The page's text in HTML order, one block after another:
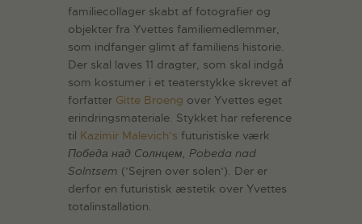
familiecollager skabt af fotografier og
objekter fra Yvettes familiemedlemmer,
som indfanger glimt af familiens historie.
Der skal laves 11 dragter, som skal indgå
som kostumer i et teaterstykke skrevet af
forfatter Gitte Broeng over Yvettes eget
erindringsmateriale. Stykket har reference
til Kazimir Malevich’s futuristiske værk
Победа над Cолнцем, Pobeda nad
Solntsem (’Sejren over solen’). Der er
derfor en futuristisk æstetik over Yvettes
totalinstallation.